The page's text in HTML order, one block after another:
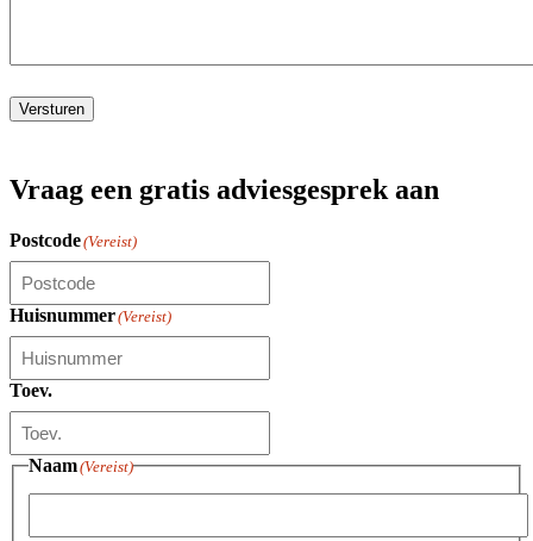
Versturen
Vraag een gratis adviesgesprek aan
Postcode(Vereist)
Huisnummer(Vereist)
Toev.
Naam(Vereist)